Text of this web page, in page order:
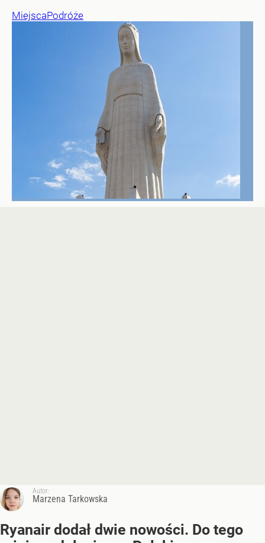
MiejscaPodróże
Autor:
Marzena Tarkowska
Ryanair dodał dwie nowości. Do tego